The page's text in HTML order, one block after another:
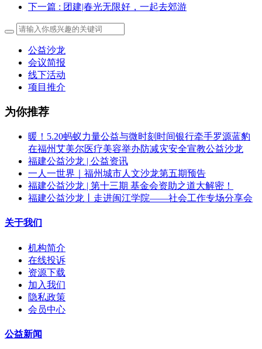
下一篇 : 团建|春光无限好，一起去郊游
公益沙龙
会议简报
线下活动
项目推介
为你推荐
暖！5.20蚂蚁力量公益与微时刻时间银行牵手罗源蓝豹
在福州艾美尔医疗美容举办防减灾安全宣教公益沙龙
福建公益沙龙 | 公益资讯
一人一世界｜福州城市人文沙龙第五期预告
福建公益沙龙 | 第十三期 基金会资助之道大解密！
福建公益沙龙丨走进闽江学院——社会工作专场分享会
关于我们
机构简介
在线投诉
资源下载
加入我们
隐私政策
会员中心
公益新闻